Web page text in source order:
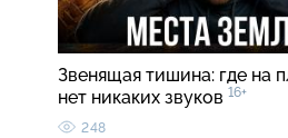
Звенящая тишина: где на
нет никаких звуков 16+
248